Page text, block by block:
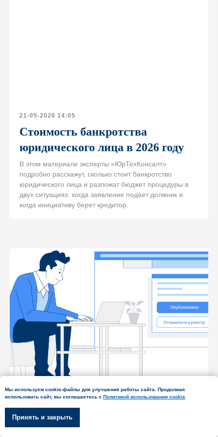
21-05-2026 14:05
Стоимость банкротства
юридического лица в 2026 году
В этом материале эксперты «ЮрТехКонсалт»
подробно расскажут, сколько стоит банкротство
юридического лица и разложат бюджет процедуры в
двух ситуациях: когда заявление подает должник и
когда инициативу берет кредитор.
15-05-2026 09:28
Публикация сведений о
банкротстве: что это, зачем
Мы используем cookie-файлы для улучшения работы сайта. Продолжая
использовать сайт, вы соглашаетесь с Политикой использования cookie
Принять и закрыть